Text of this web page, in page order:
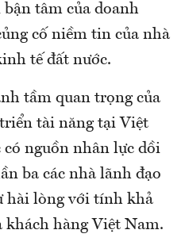
tâm của doanh
cố niềm tin của nhà
tế đất nước.
tầm quan trọng của
tài năng tại Việt
nguồn nhân lực dồi
ba các nhà lãnh đạo
hài lòng với tính khả
khách hàng Việt Nam.